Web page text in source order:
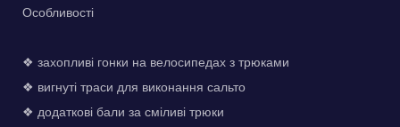
Особливості
❖ захопливі гонки на велосипедах з трюками
❖ вигнуті траси для виконання сальто
❖ додаткові бали за сміливі трюки